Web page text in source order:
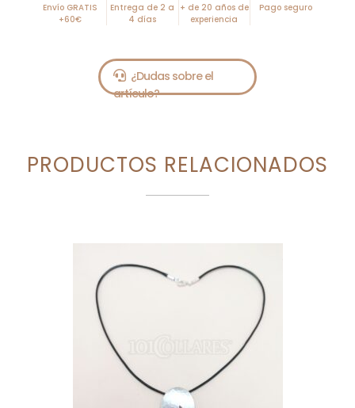
Envío GRATIS
+60€
Entrega de 2 a
4 días
+ de 20 años de
experiencia
Pago seguro
PRODUCTOS RELACIONADOS